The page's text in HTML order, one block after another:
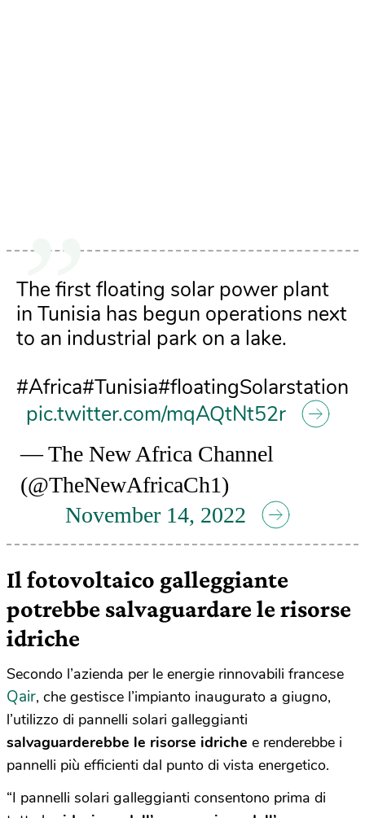
The first floating solar power plant
in Tunisia has begun operations next
to an industrial park on a lake.
#Africa#Tunisia#floatingSolarstation
pic.twitter.com/mqAQtNt52r
— The New Africa Channel
(@TheNewAfricaCh1)
November 14, 2022
Il fotovoltaico galleggiante
potrebbe salvaguardare le risorse
idriche
Secondo l’azienda per le energie rinnovabili francese
Qair, che gestisce l’impianto inaugurato a giugno,
l’utilizzo di pannelli solari galleggianti
salvaguarderebbe le risorse idriche e renderebbe i
pannelli più efficienti dal punto di vista energetico.
“I pannelli solari galleggianti consentono prima di